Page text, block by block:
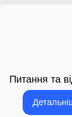
Питання та